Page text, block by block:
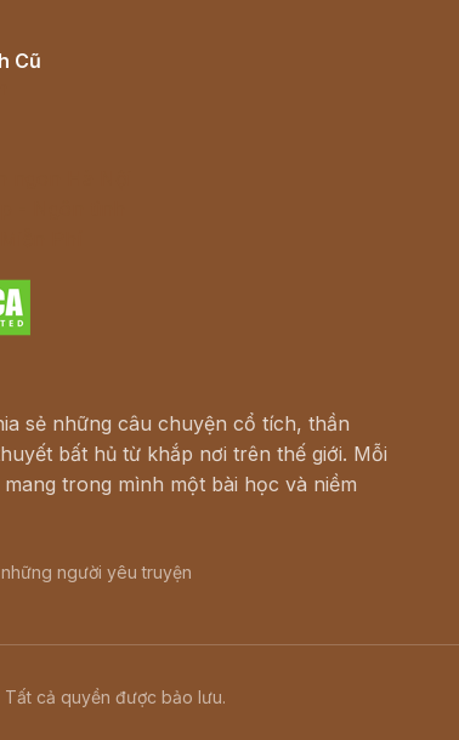
Cũ
sẻ những câu chuyện cổ tích, thần
bất hủ từ khắp nơi trên thế giới. Mỗi
trong mình một bài học và niềm
người yêu truyện
cả quyền được bảo lưu.